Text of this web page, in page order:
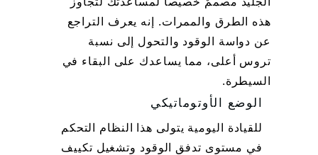
هذه الطرق والممرات. إنه يعرف التراجع
عن دواسة الوقود والتحول إلى نسبة
تروس أعلى، مما يساعدك على البقاء في
السيطرة.
الوضع الأوتوماتيكي
للقيادة اليومية يتولى هذا النظام التحكم
في مستوى تدفق الوقود وتشغيل تكييف